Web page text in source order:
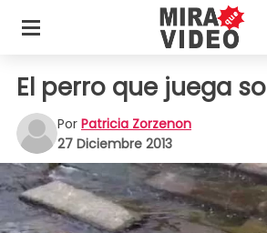
El perro que juega
Por Patricia Zorzenon
27 Diciembre 2013